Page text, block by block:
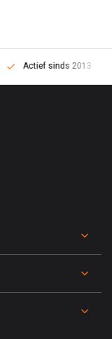
Actief sinds 2013